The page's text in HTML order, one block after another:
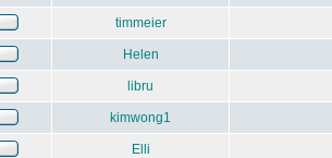
timmeier
Helen
libru
kimwong1
Elli